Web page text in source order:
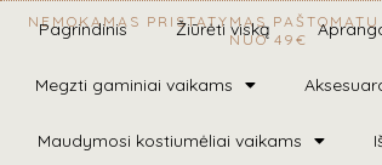
NEMOKAMAS PRISTATYMAS
NUO 49€
Pagrindinis Žiūrėti viską
Megzti gaminiai vaikams
Maudymosi kostiumėliai vaikams